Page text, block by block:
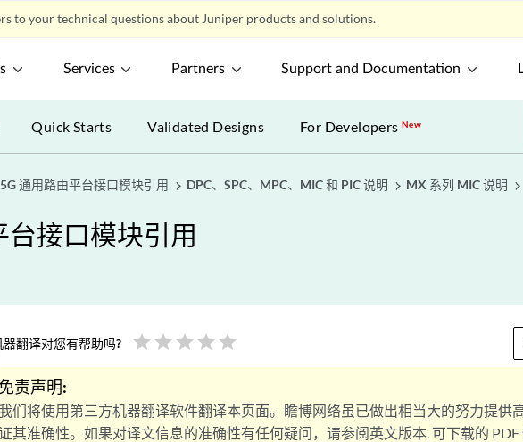
to your technical questions about Juniper products and solutions.
Services Partners Support and Documentation
Quick Starts Validated Designs For DevelopersNew
通用路由平台接口模块引用 DPC、SPC、MPC、MIC 和 PIC 说明 MX 系列 MIC 说明
台接口模块引用
器翻译对您有帮助吗? star star star star star
免责声明:
们将使用第三方机器翻译软件翻译本页面。瞻博网络虽已做出相当大的努力提供
其准确性。如果对译文信息的准确性有任何疑问，请参阅英文版本. 可下载的 PDF